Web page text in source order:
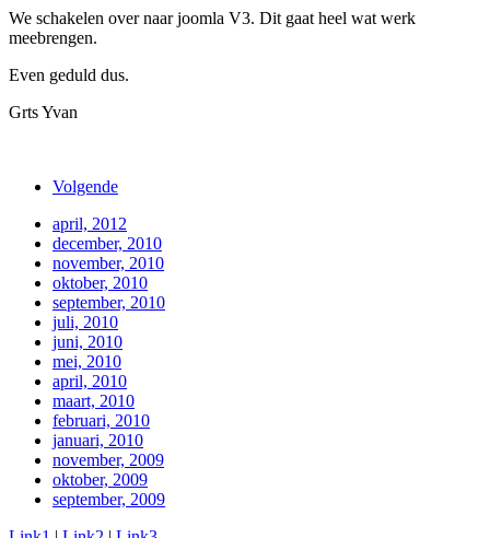
We schakelen over naar joomla V3. Dit gaat heel wat werk
meebrengen.
Even geduld dus.
Grts Yvan
Volgende
april, 2012
december, 2010
november, 2010
oktober, 2010
september, 2010
juli, 2010
juni, 2010
mei, 2010
april, 2010
maart, 2010
februari, 2010
januari, 2010
november, 2009
oktober, 2009
september, 2009